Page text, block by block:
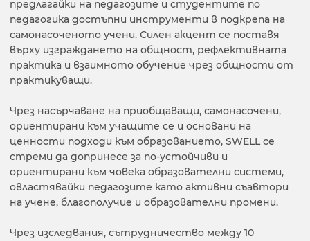
предлагайки на педагозите и студентите по
педагогика достъпни инструменти в подкрепа на
самонасоченото учени. Силен акцент се поставя
върху изграждането на общност, рефлективната
практика и взаимното обучение чрез общности от
практикуващи.
Чрез насърчаване на приобщаващи, самонасочени,
ориентирани към учащите се и основани на
ценности подходи към образованието, SWELL се
стреми да допринесе за по-устойчиви и
ориентирани към човека образователни системи,
овластявайки педагозите като активни съавтори
на учене, благополучие и образователни промени.
Чрез изследвания, сътрудничество между 10